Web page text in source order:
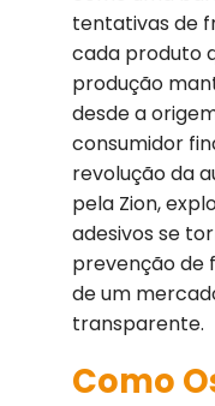
tentativas de
cada produto
produção
desde a
consumidor
revolução da
pela Zion,
adesivos se
prevenção de
de um
transparente.
Como